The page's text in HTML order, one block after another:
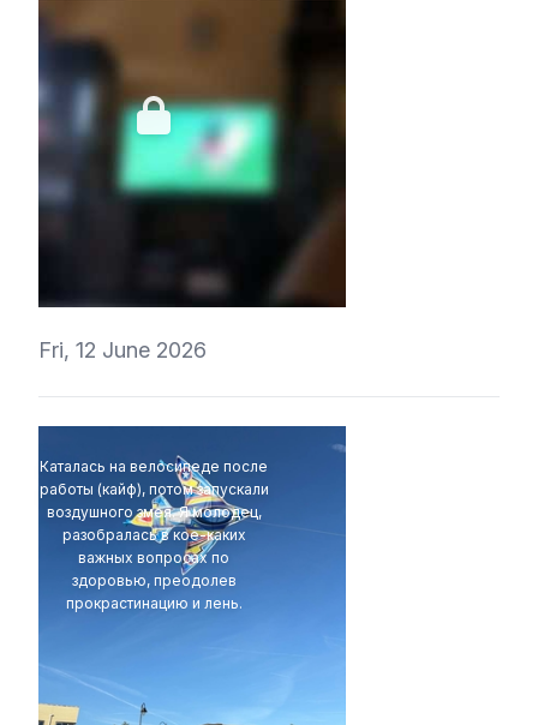
Fri, 12 June 2026
Каталась на велосипеде после
работы (кайф), потом запускали
воздушного змея. Я молодец,
разобралась в кое-каких
важных вопросах по
здоровью, преодолев
прокрастинацию и лень.
t1r1